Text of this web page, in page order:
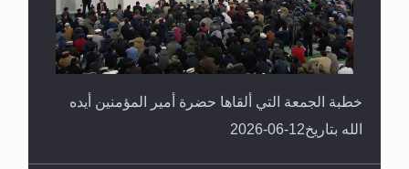
خطبة الجمعة التي ألقاها حضرة أمير المؤمنين أيده
الله بتاريخ12-06-2026